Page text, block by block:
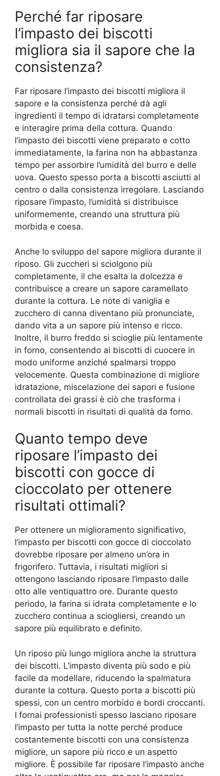
Perché far riposare
l’impasto dei biscotti
migliora sia il sapore che la
consistenza?
Far riposare l’impasto dei biscotti migliora il
sapore e la consistenza perché dà agli
ingredienti il ​​tempo di idratarsi completamente
e interagire prima della cottura. Quando
l’impasto dei biscotti viene preparato e cotto
immediatamente, la farina non ha abbastanza
tempo per assorbire l’umidità del burro e delle
uova. Questo spesso porta a biscotti asciutti al
centro o dalla consistenza irregolare. Lasciando
riposare l’impasto, l’umidità si distribuisce
uniformemente, creando una struttura più
morbida e coesa.
Anche lo sviluppo del sapore migliora durante il
riposo. Gli zuccheri si sciolgono più
completamente, il che esalta la dolcezza e
contribuisce a creare un sapore caramellato
durante la cottura. Le note di vaniglia e
zucchero di canna diventano più pronunciate,
dando vita a un sapore più intenso e ricco.
Inoltre, il burro freddo si scioglie più lentamente
in forno, consentendo ai biscotti di cuocere in
modo uniforme anziché spalmarsi troppo
velocemente. Questa combinazione di migliore
idratazione, miscelazione dei sapori e fusione
controllata dei grassi è ciò che trasforma i
normali biscotti in risultati di qualità da forno.
Quanto tempo deve
riposare l’impasto dei
biscotti con gocce di
cioccolato per ottenere
risultati ottimali?
Per ottenere un miglioramento significativo,
l’impasto per biscotti con gocce di cioccolato
dovrebbe riposare per almeno un’ora in
frigorifero. Tuttavia, i risultati migliori si
ottengono lasciando riposare l’impasto dalle
otto alle ventiquattro ore. Durante questo
periodo, la farina si idrata completamente e lo
zucchero continua a sciogliersi, creando un
sapore più equilibrato e definito.
Un riposo più lungo migliora anche la struttura
dei biscotti. L’impasto diventa più sodo e più
facile da modellare, riducendo la spalmatura
durante la cottura. Questo porta a biscotti più
spessi, con un centro morbido e bordi croccanti.
I fornai professionisti spesso lasciano riposare
l’impasto per tutta la notte perché produce
costantemente biscotti con una consistenza
migliore, un sapore più ricco e un aspetto
migliore. È possibile far riposare l’impasto anche